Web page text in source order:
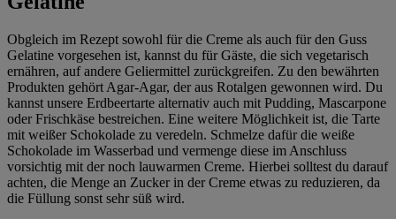
Obgleich im Rezept sowohl für die Creme als auch für den Guss
Gelatine vorgesehen ist, kannst du für Gäste, die sich vegetarisch
ernähren, auf andere Geliermittel zurückgreifen. Zu den bewährten
Produkten gehört Agar-Agar, der aus Rotalgen gewonnen wird. Du
kannst unsere Erdbeertarte alternativ auch mit Pudding, Mascarpone
oder Frischkäse bestreichen. Eine weitere Möglichkeit ist, die Tarte
mit weißer Schokolade zu veredeln. Schmelze dafür die weiße
Schokolade im Wasserbad und vermenge diese im Anschluss
vorsichtig mit der noch lauwarmen Creme. Hierbei solltest du darauf
achten, die Menge an Zucker in der Creme etwas zu reduzieren, da
die Füllung sonst sehr süß wird.